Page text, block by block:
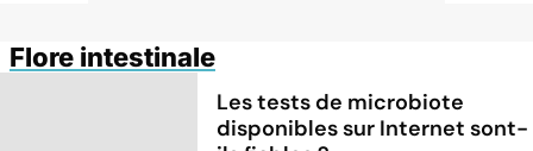
Flore intestinale
Les tests de microbiote
disponibles sur Internet sont-